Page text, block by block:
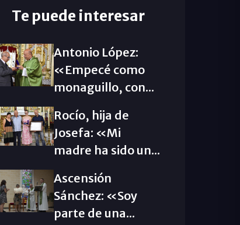
Te puede interesar
Antonio López:
«Empecé como
monaguillo, con...
Rocío, hija de
Josefa: «Mi
madre ha sido un...
Ascensión
Sánchez: «Soy
parte de una...